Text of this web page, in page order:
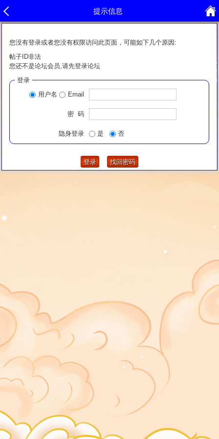
提示信息
您没有登录或者您没有权限访问此页面，可能如下几个原因:
帖子ID非法
您还不是论坛会员,请先登录论坛
登录
用户名
Email
密 码
隐身登录 是 否